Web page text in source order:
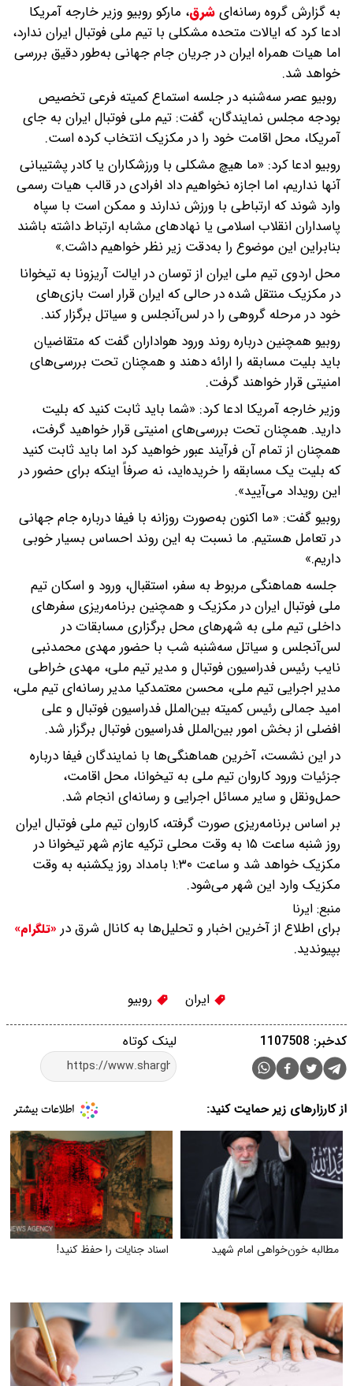
به گزارش گروه رسانه‌ایشرق، مارکو روبیو وزیر خارجه آمریکا
ادعا کرد که ایالات متحده مشکلی با تیم ملی فوتبال ایران ندارد،
اما هیات همراه ایران در جریان جام جهانی به‌طور دقیق بررسی
خواهد شد.
روبیو عصر سه‌شنبه در جلسه استماع کمیته فرعی تخصیص
بودجه مجلس نمایندگان، گفت: تیم ملی فوتبال ایران به‌ جای
آمریکا، محل اقامت خود را در مکزیک انتخاب کرده است.
روبیو ادعا کرد: «ما هیچ مشکلی با ورزشکاران یا کادر پشتیبانی
آنها نداریم، اما اجازه نخواهیم داد افرادی در قالب هیات رسمی
وارد شوند که ارتباطی با ورزش ندارند و ممکن است با سپاه
پاسداران انقلاب اسلامی یا نهادهای مشابه ارتباط داشته باشند
بنابراین این موضوع را به‌دقت زیر نظر خواهیم داشت.»
محل اردوی تیم ملی ایران از توسان در ایالت آریزونا به تیخوانا
در مکزیک منتقل شده در حالی که ایران قرار است بازی‌های
خود در مرحله گروهی را در لس‌آنجلس و سیاتل برگزار کند.
روبیو همچنین درباره روند ورود هواداران گفت که متقاضیان
باید بلیت مسابقه را ارائه دهند و همچنان تحت بررسی‌های
امنیتی قرار خواهند گرفت.
وزیر خارجه آمریکا ادعا کرد: «شما باید ثابت کنید که بلیت
دارید. همچنان تحت بررسی‌های امنیتی قرار خواهید گرفت،
همچنان از تمام آن فرآیند عبور خواهید کرد اما باید ثابت کنید
که بلیت یک مسابقه را خریده‌اید، نه صرفاً اینکه برای حضور در
این رویداد می‌آیید».
روبیو گفت: «ما اکنون به‌صورت روزانه با فیفا درباره جام جهانی
در تعامل هستیم. ما نسبت به این روند احساس بسیار خوبی
داریم.»
جلسه هماهنگی مربوط به سفر، استقبال، ورود و اسکان تیم
ملی فوتبال ایران در مکزیک و همچنین برنامه‌ریزی سفرهای
داخلی تیم ملی به شهرهای محل برگزاری مسابقات در
لس‌آنجلس و سیاتل سه‌شنبه شب با حضور مهدی محمدنبی
نایب رئیس فدراسیون فوتبال و مدیر تیم ملی، مهدی خراطی
مدیر اجرایی تیم ملی، محسن معتمدکیا مدیر رسانه‌ای تیم ملی،
امید جمالی رئیس کمیته بین‌الملل فدراسیون فوتبال و علی
افضلی از بخش امور بین‌الملل فدراسیون فوتبال برگزار شد.
در این نشست، آخرین هماهنگی‌ها با نمایندگان فیفا درباره
جزئیات ورود کاروان تیم ملی به تیخوانا، محل اقامت،
حمل‌ونقل و سایر مسائل اجرایی و رسانه‌ای انجام شد.
بر اساس برنامه‌ریزی صورت گرفته، کاروان تیم ملی فوتبال ایران
روز شنبه ساعت ۱۵ به وقت محلی ترکیه عازم شهر تیخوانا در
مکزیک خواهد شد و ساعت ۱:۳۰ بامداد روز یکشنبه به وقت
مکزیک وارد این شهر می‌شود.
منبع: ایرنا
برای اطلاع از آخرین اخبار و تحلیل‌ها به کانال شرق در «تلگرام»
بپیوندید.
ایران روبیو
لینک کوتاه کدخبر: 1107508
از کارزارهای زیر حمایت کنید:
مطالبه خون‌خواهی امام شهید اسناد جنایات را حفظ کنید!